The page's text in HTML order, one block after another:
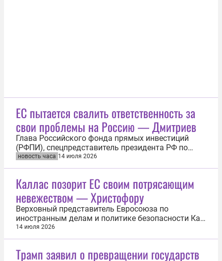
ЕС пытается свалить ответственность за
свои проблемы на Россию — Дмитриев
Глава Российского фонда прямых инвестиций
(РФПИ), спецпредставитель президента РФ по
инвестиционно-экономическому сотрудничеству с
зарубежными странами Кирилл Дмитриев заявил,
чиновникам в Евросоюзе и Британии
возможность переложить ответственность за
свои...
новость часа 14 июля 2026
Каллас позорит ЕС своим потрясающим
невежеством — Христофору
Верховный представитель Евросоюза по
иностранным делам и политике безопасности Кая
Каллас позорит себя и ЕС своими заявлениями о
незнании геополитического значения торговли с
высказал кипрский журналист Алекс Христофору.
14 июля 2026
Трамп заявил о превращении государств